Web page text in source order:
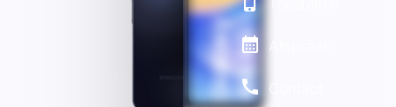
Afspraak
callContact